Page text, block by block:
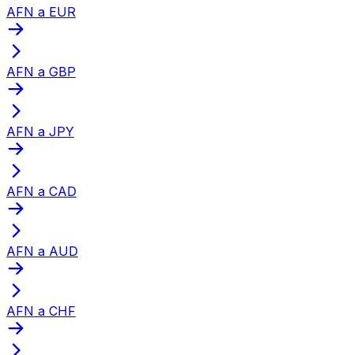
AFN a EUR
AFN a GBP
AFN a JPY
AFN a CAD
AFN a AUD
AFN a CHF